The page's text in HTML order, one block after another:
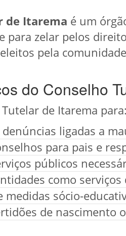
de Itarema é um
para zelar pelos
pela
do Conselho
de Itarema para:
ligadas a
para pais e
públicos
como
sócio-
de nascimento